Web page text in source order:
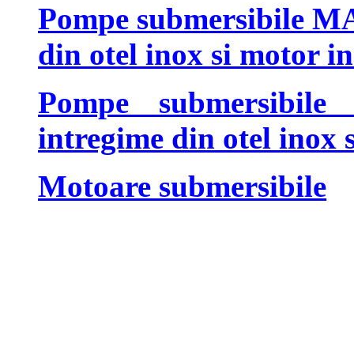
Pompe submersibile
din otel inox si motor
Pompe
intregime din otel inox
Motoare submersibile